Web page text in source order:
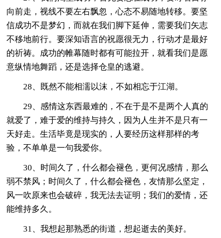
向前走，视线不要左右飘忽，心态不易随地转移。要坚
信成功不是梦幻，而就在我们脚下延伸，需要我们矢志
不移地前行。要深知语言的祝愿很无力，行动才是最好
的祈祷。成功的帷幕随时都有可能拉开，就看我们是愿
意纵情地舞蹈，还是选择仓皇的逃避。
28、既然不能相濡以沫，不如相忘于江湖。
29、感情这东西最难的，不在于是不是两个人真的
就爱了，难于爱的维持与持久，因为人生并不是只有一
天好走。生活毕竟是现实的，人要经历这样那样的考
验，不单单是一句我爱你。
30、时间久了，什么都会褪色，更何况感情，那么
弱不禁风；时间久了，什么都会褪色，友情那么坚定，
风一吹原来也会破碎，我无法去证明；我们的爱情，还
能维持多久。
31、我想起那熟悉的街道，想起逝去的美好。